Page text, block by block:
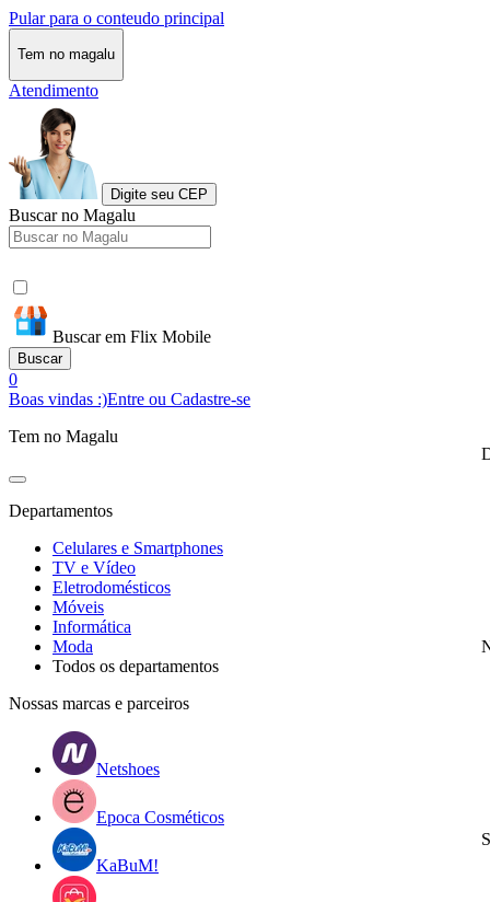
Pular para o conteudo principal
Tem no magalu
Atendimento
Digite seu CEP
Buscar no Magalu
Buscar em Flix Mobile
Buscar
0
Boas vindas :)Entre ou Cadastre-se
Tem no Magalu
Departamentos
Celulares e Smartphones
TV e Vídeo
Eletrodomésticos
Móveis
Informática
Moda
Todos os departamentos
Nossas marcas e parceiros
Netshoes
Epoca Cosméticos
KaBuM!